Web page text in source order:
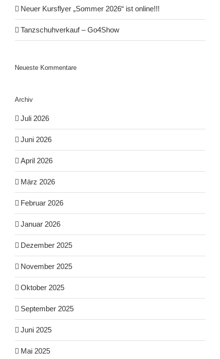
Neuer Kursflyer „Sommer 2026“ ist online!!!
Tanzschuhverkauf – Go4Show
Neueste Kommentare
Archiv
Juli 2026
Juni 2026
April 2026
März 2026
Februar 2026
Januar 2026
Dezember 2025
November 2025
Oktober 2025
September 2025
Juni 2025
Mai 2025